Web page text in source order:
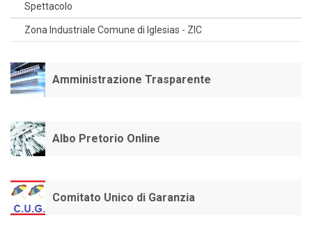
Spettacolo
Zona Industriale Comune di Iglesias - ZIC
Amministrazione Trasparente
Albo Pretorio Online
Comitato Unico di Garanzia